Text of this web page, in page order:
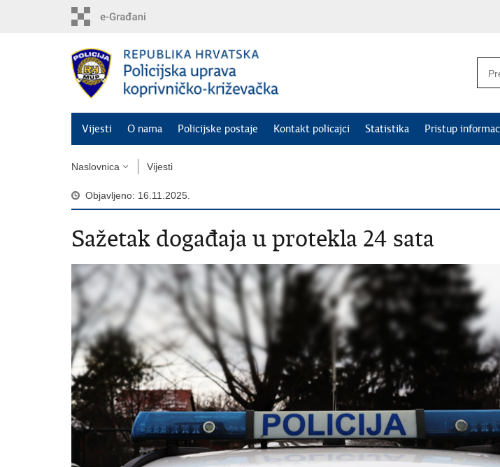
Vijesti O nama Policijske postaje Kontakt policajci Statistika Pristup
Naslovnica Vijesti
Objavljeno: 16.11.2025.
Sažetak događaja u protekla 24 sata